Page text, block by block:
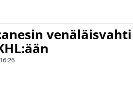
venäläisvahti
16:26